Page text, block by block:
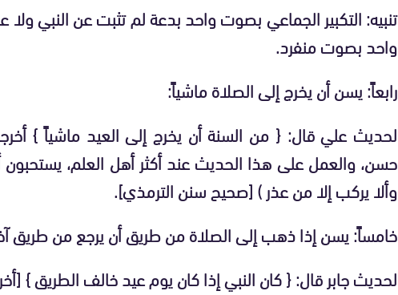
تنبيه: التكبير الجماعي بصوت واحد بدعة لم تثبت عن النبي
واحد بصوت منفرد.
رابعاً: يسن أن يخرج إلى الصلاة ماشياً:
لحديث علي قال: { من السنة أن يخرج إلى العيد ماشياً }
حسن، والعمل على هذا الحديث عند أكثر أهل العلم، يستحبون
وألا يركب إلا من عذر ) [صحيح سنن الترمذي].
خامساً: يسن إذا ذهب إلى الصلاة من طريق أن يرجع من طريق
لحديث جابر قال: { كان النبي إذا كان يوم عيد خالف الطريق }